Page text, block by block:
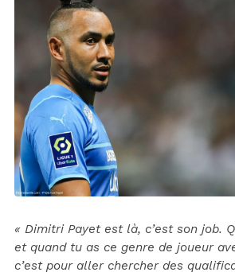
« Dimitri Payet est là, c’est son job.
et quand tu as ce genre de joueur
c’est pour aller chercher des